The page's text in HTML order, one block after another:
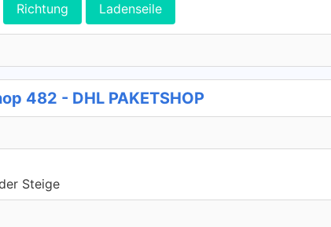
Richtung Ladenseile
482 - DHL PAKETSHOP
Steige